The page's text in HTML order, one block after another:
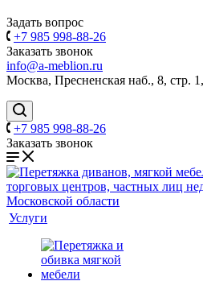
Задать вопрос
+7 985 998-88-26
Заказать звонок
info@a-meblion.ru
Москва, Пресненская наб., 8, стр.
+7 985 998-88-26
Заказать звонок
Услуги